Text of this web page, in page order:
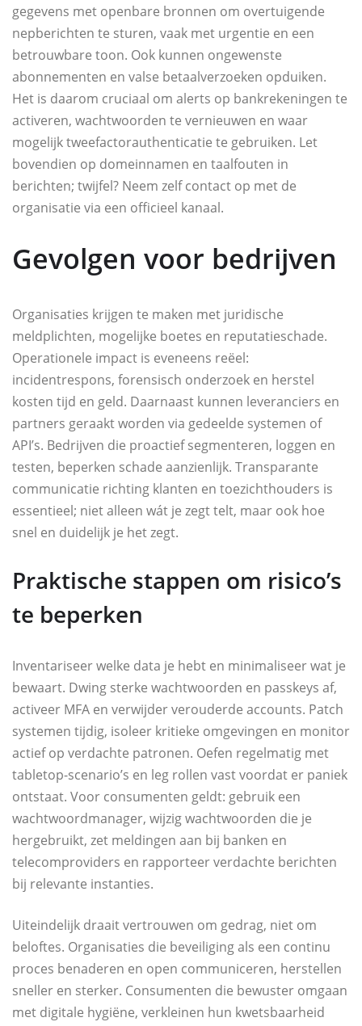
gegevens met openbare bronnen om overtuigende
nepberichten te sturen, vaak met urgentie en een
betrouwbare toon. Ook kunnen ongewenste
abonnementen en valse betaalverzoeken opduiken.
Het is daarom cruciaal om alerts op bankrekeningen te
activeren, wachtwoorden te vernieuwen en waar
mogelijk tweefactorauthenticatie te gebruiken. Let
bovendien op domeinnamen en taalfouten in
berichten; twijfel? Neem zelf contact op met de
organisatie via een officieel kanaal.
Gevolgen voor bedrijven
Organisaties krijgen te maken met juridische
meldplichten, mogelijke boetes en reputatieschade.
Operationele impact is eveneens reëel:
incidentrespons, forensisch onderzoek en herstel
kosten tijd en geld. Daarnaast kunnen leveranciers en
partners geraakt worden via gedeelde systemen of
API’s. Bedrijven die proactief segmenteren, loggen en
testen, beperken schade aanzienlijk. Transparante
communicatie richting klanten en toezichthouders is
essentieel; niet alleen wát je zegt telt, maar ook hoe
snel en duidelijk je het zegt.
Praktische stappen om risico’s
te beperken
Inventariseer welke data je hebt en minimaliseer wat je
bewaart. Dwing sterke wachtwoorden en passkeys af,
activeer MFA en verwijder verouderde accounts. Patch
systemen tijdig, isoleer kritieke omgevingen en monitor
actief op verdachte patronen. Oefen regelmatig met
tabletop-scenario’s en leg rollen vast voordat er paniek
ontstaat. Voor consumenten geldt: gebruik een
wachtwoordmanager, wijzig wachtwoorden die je
hergebruikt, zet meldingen aan bij banken en
telecomproviders en rapporteer verdachte berichten
bij relevante instanties.
Uiteindelijk draait vertrouwen om gedrag, niet om
beloftes. Organisaties die beveiliging als een continu
proces benaderen en open communiceren, herstellen
sneller en sterker. Consumenten die bewuster omgaan
met digitale hygiëne, verkleinen hun kwetsbaarheid